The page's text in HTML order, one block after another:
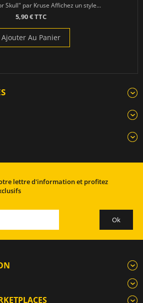
Skull" par Kruse Affichez un style...
5,90 € TTC
Ajouter Au Panier
lettre d'information et profitez